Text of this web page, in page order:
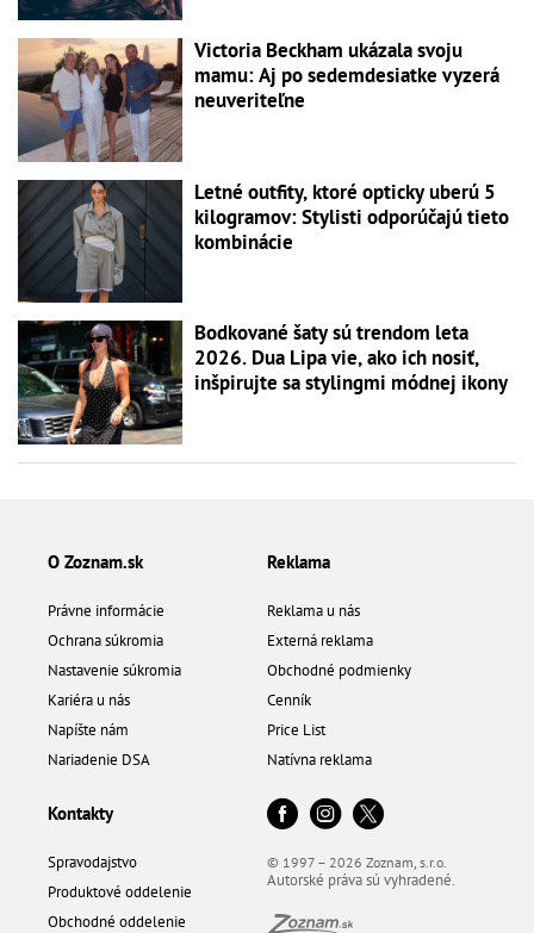
Victoria Beckham ukázala svoju
mamu: Aj po sedemdesiatke vyzerá
neuveriteľne
Letné outfity, ktoré opticky uberú 5
kilogramov: Stylisti odporúčajú tieto
kombinácie
Bodkované šaty sú trendom leta
2026. Dua Lipa vie, ako ich nosiť,
inšpirujte sa stylingmi módnej ikony
O Zoznam.sk
Právne informácie
Ochrana súkromia
Nastavenie súkromia
Kariéra u nás
Napíšte nám
Nariadenie DSA
Reklama
Reklama u nás
Externá reklama
Obchodné podmienky
Cenník
Price List
Natívna reklama
Kontakty
Spravodajstvo
Produktové oddelenie
Obchodné oddelenie
© 1997 – 2026 Zoznam, s.r.o.
Autorské práva sú vyhradené.